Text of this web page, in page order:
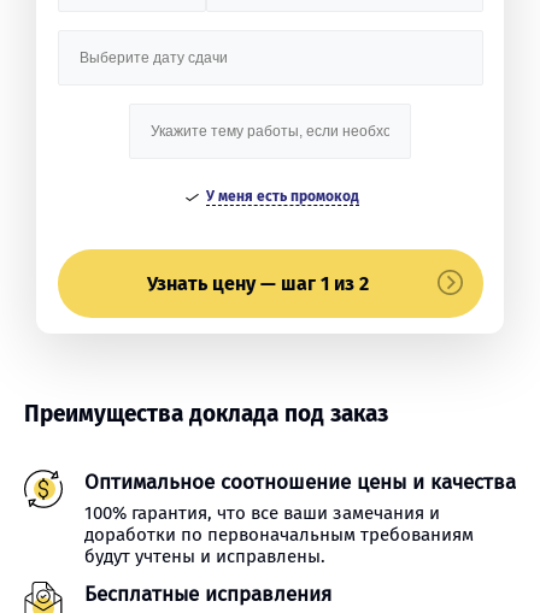
У меня есть промокод
Узнать цену — шаг 1 из 2
Преимущества доклада под заказ
Оптимальное соотношение цены и качества
100% гарантия, что все ваши замечания и
доработки по первоначальным требованиям
будут учтены и исправлены.
Бесплатные исправления